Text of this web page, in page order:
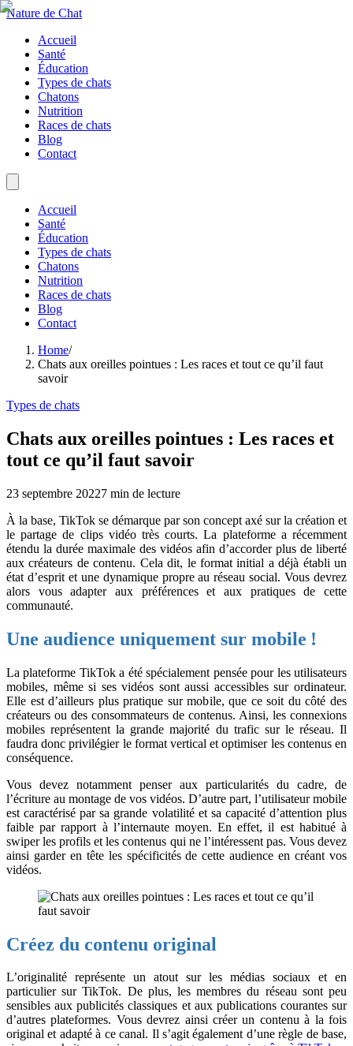
Nature de Chat
Accueil
Santé
Éducation
Types de chats
Chatons
Nutrition
Races de chats
Blog
Contact
Accueil
Santé
Éducation
Types de chats
Chatons
Nutrition
Races de chats
Blog
Contact
Home/
Chats aux oreilles pointues : Les races et tout ce qu’il faut
savoir
Types de chats
Chats aux oreilles pointues : Les races et
tout ce qu’il faut savoir
23 septembre 20227 min de lecture
À la base, TikTok se démarque par son concept axé sur la création et
le partage de clips vidéo très courts. La plateforme a récemment
étendu la durée maximale des vidéos afin d’accorder plus de liberté
aux créateurs de contenu. Cela dit, le format initial a déjà établi un
état d’esprit et une dynamique propre au réseau social. Vous devrez
alors vous adapter aux préférences et aux pratiques de cette
communauté.
Une audience uniquement sur mobile !
La plateforme TikTok a été spécialement pensée pour les utilisateurs
mobiles, même si ses vidéos sont aussi accessibles sur ordinateur.
Elle est d’ailleurs plus pratique sur mobile, que ce soit du côté des
créateurs ou des consommateurs de contenus. Ainsi, les connexions
mobiles représentent la grande majorité du trafic sur le réseau. Il
faudra donc privilégier le format vertical et optimiser les contenus en
conséquence.
Vous devez notamment penser aux particularités du cadre, de
l’écriture au montage de vos vidéos. D’autre part, l’utilisateur mobile
est caractérisé par sa grande volatilité et sa capacité d’attention plus
faible par rapport à l’internaute moyen. En effet, il est habitué à
swiper les profils et les contenus qui ne l’intéressent pas. Vous devez
ainsi garder en tête les spécificités de cette audience en créant vos
vidéos.
Créez du contenu original
L’originalité représente un atout sur les médias sociaux et en
particulier sur TikTok. De plus, les membres du réseau sont peu
sensibles aux publicités classiques et aux publications courantes sur
d’autres plateformes. Vous devrez ainsi créer un contenu à la fois
original et adapté à ce canal. Il s’agit également d’une règle de base,